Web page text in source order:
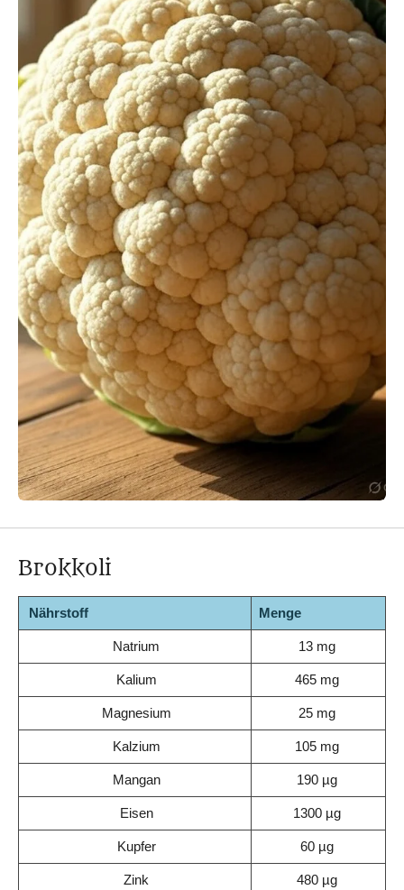
Brokkoli
Nährstoff Menge
Natrium 13 mg
Kalium 465 mg
Magnesium 25 mg
Kalzium 105 mg
Mangan 190 µg
Eisen 1300 µg
Kupfer 60 µg
Zink 480 µg